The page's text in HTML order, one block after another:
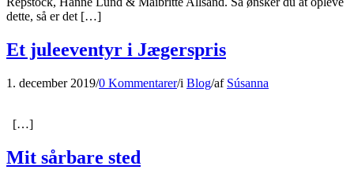
dette, så er det […]
Et juleeventyr i Jægerspris
1. december 2019/0 Kommentarer/i Blog/af Súsanna
[…]
Mit sårbare sted